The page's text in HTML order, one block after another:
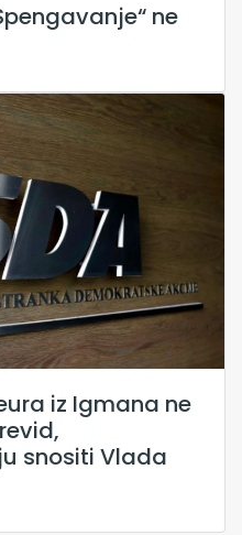
ne
iz Igmana ne
snositi Vlada